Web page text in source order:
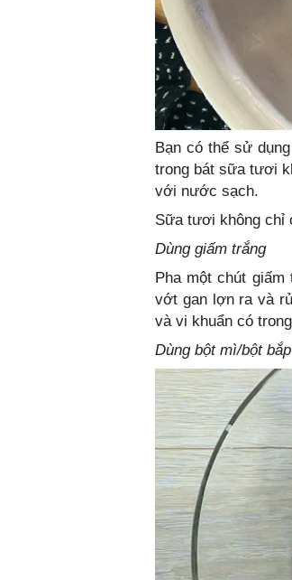
Bạn có thể sử
trong bát sữa tươi
với nước sạch.
Sữa tươi không chỉ
Dùng giấm trắng
Pha một chút
vớt gan lợn ra và
và vi khuẩn có
Dùng bột mì/bột bắp